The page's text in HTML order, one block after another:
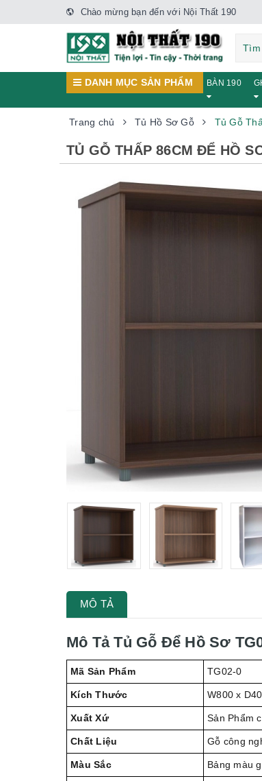
Chào mừng bạn đến với Nội Thất 190
DANH MỤC SẢN PHẨM BÀN 190
Trang chủ Tủ Hồ Sơ Gỗ Tủ Gỗ
TỦ GỖ THẤP 86CM ĐỂ HỒ
MÔ TẢ
Mô Tả Tủ Gỗ Để Hồ Sơ
Mã Sản Phẩm TG02-0
Kích Thước W800 x
Xuất Xứ Sản Phẩm
Chất Liệu Gỗ công
Màu Sắc Bảng màu